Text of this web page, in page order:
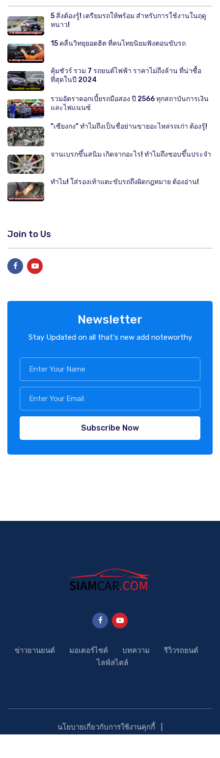
5 สิ่งต้องรู้! เตรียมรถให้พร้อม สำหรับการใช้งานในฤดู
หนาว!
15 คลื่นวิทยุยอดฮิต ที่คนไทยนิยมฟังตอนขับรถ
คุ้มชัวร์ รวม 7 รถยนต์ไฟฟ้า ราคาไม่ถึงล้าน ที่น่าซื้อ
ที่สุดในปี 2024
รวมอัตราดอกเบี้ยรถมือสอง ปี 2566 ทุกสถาบันการเงิน
และไฟแนนซ์
"เซียงกง" ทำไมถึงเป็นชื่อย่านขายอะไหล่รถเก่า ต้องรู้!
จานเบรกขึ้นสนิม เกิดจากอะไร! ทำไมถึงชอบขึ้นประจำ
ทำไม! ใส่รองเท้าแตะขับรถถึงผิดกฎหมาย ต้องอ่าน!
Join to Us
Newsletter
Stay Updated on all that's new add noteworthy
Subscribe Now
ข่าวยานยนต์ มอเตอร์ไซค์ บทความ
รีวิวรถยนต์
ไลฟ์สไตล์
นโยบายเกี่ยวกับการใช้งานคุกกี้